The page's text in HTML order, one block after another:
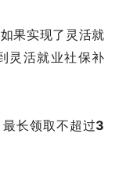
果实现了灵活就
灵活就业社保补
最长领取不超过3